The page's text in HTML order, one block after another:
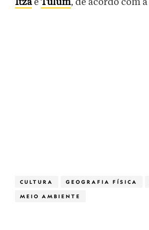
Itzáe Tulum, de acordo com a
CULTURA GEOGRAFIA FÍSICA
MEIO AMBIENTE